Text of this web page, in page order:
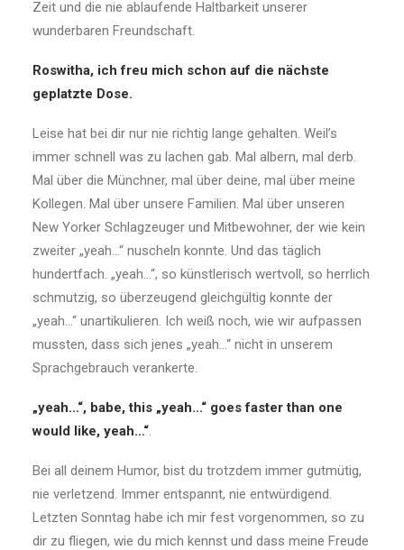
Zeit und die nie ablaufende Haltbarkeit unserer
wunderbaren Freundschaft.
Roswitha, ich freu mich schon auf die nächste
geplatzte Dose.
Leise hat bei dir nur nie richtig lange gehalten. Weil’s
immer schnell was zu lachen gab. Mal albern, mal derb.
Mal über die Münchner, mal über deine, mal über meine
Kollegen. Mal über unsere Familien. Mal über unseren
New Yorker Schlagzeuger und Mitbewohner, der wie kein
zweiter „yeah…“ nuscheln konnte. Und das täglich
hundertfach. „yeah…“, so künstlerisch wertvoll, so herrlich
schmutzig, so überzeugend gleichgültig konnte der
„yeah…“ unartikulieren. Ich weiß noch, wie wir aufpassen
mussten, dass sich jenes „yeah…“ nicht in unserem
Sprachgebrauch verankerte.
„yeah…“, babe, this „yeah…“ goes faster than one
would like, yeah…“.
Bei all deinem Humor, bist du trotzdem immer gutmütig,
nie verletzend. Immer entspannt, nie entwürdigend.
Letzten Sonntag habe ich mir fest vorgenommen, so zu
dir zu fliegen, wie du mich kennst und dass meine Freude